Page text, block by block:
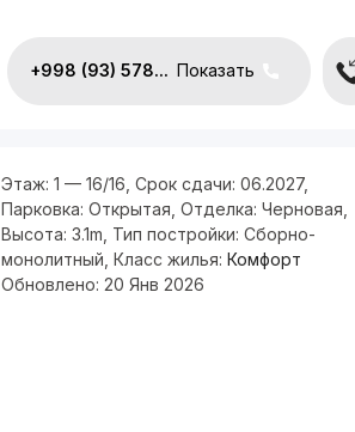
+998 (93) 578... Показать
Этаж: 1 — 16/16 Срок сдачи: 06.2027,
Парковка: Открытая Отделка: Черновая
Высота: 3.1m Тип постройки: Сборно-
монолитный Класс жилья: Комфорт
Обновлено: 20 Янв 2026